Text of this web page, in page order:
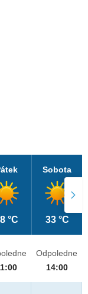
°C
Sobota
33 °C
Odpoledne
14:00